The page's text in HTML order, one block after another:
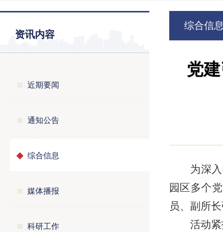
资讯内容
近期要闻
通知公告
综合信息
媒体播报
科研工作
综合信
党
为深
园区多个
员、副所
活动